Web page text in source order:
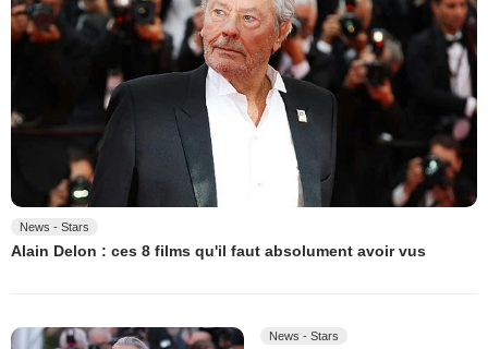
News - Stars
Alain Delon : ces 8 films qu'il faut absolument avoir vus
News - Stars